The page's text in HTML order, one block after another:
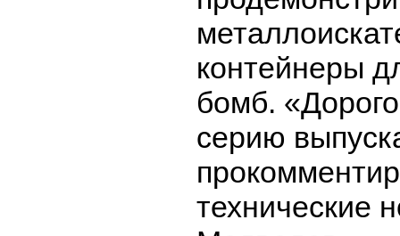
контейнеры
бомб.
серию
технические